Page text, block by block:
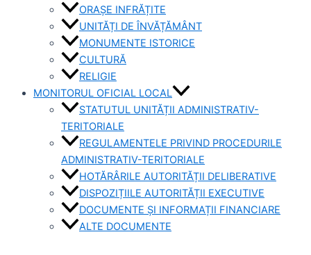
ORAȘE INFRĂȚITE
UNITĂȚI DE ÎNVĂȚĂMÂNT
MONUMENTE ISTORICE
CULTURĂ
RELIGIE
MONITORUL OFICIAL LOCAL
STATUTUL UNITĂȚII ADMINISTRATIV-
TERITORIALE
REGULAMENTELE PRIVIND PROCEDURILE
ADMINISTRATIV-TERITORIALE
HOTĂRÂRILE AUTORITĂȚII DELIBERATIVE
DISPOZIȚIILE AUTORITĂȚII EXECUTIVE
DOCUMENTE ȘI INFORMAȚII FINANCIARE
ALTE DOCUMENTE